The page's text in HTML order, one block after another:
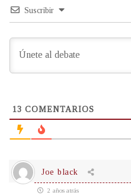
Suscribir
13 COMENTARIOS
Joe black
2 años atrás